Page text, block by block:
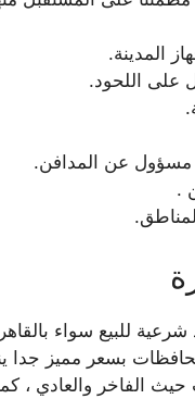
المدينة.
على اللحود.
مسؤول عن المدافن.
.
شرعية للبيع سواء
بسعر مميز جدا
الفاخر والعادي ،